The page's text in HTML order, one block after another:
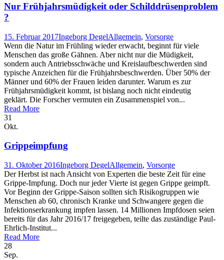
Nur Frühjahrsmüdigkeit oder Schilddrüsenproblem
?
15. Februar 2017Ingeborg DegelAllgemein, Vorsorge
Wenn die Natur im Frühling wieder erwacht, beginnt für viele
Menschen das große Gähnen. Aber nicht nur die Müdigkeit,
sondern auch Antriebsschwäche und Kreislaufbeschwerden sind
typische Anzeichen für die Frühjahrsbeschwerden. Über 50% der
Männer und 60% der Frauen leiden darunter. Warum es zur
Frühjahrsmüdigkeit kommt, ist bislang noch nicht eindeutig
geklärt. Die Forscher vermuten ein Zusammenspiel von...
Read More
31
Okt.
Grippeimpfung
31. Oktober 2016Ingeborg DegelAllgemein, Vorsorge
Der Herbst ist nach Ansicht von Experten die beste Zeit für eine
Grippe-Impfung. Doch nur jeder Vierte ist gegen Grippe geimpft.
Vor Beginn der Grippe-Saison sollten sich Risikogruppen wie
Menschen ab 60, chronisch Kranke und Schwangere gegen die
Infektionserkrankung impfen lassen. 14 Millionen Impfdosen seien
bereits für das Jahr 2016/17 freigegeben, teilte das zuständige Paul-
Ehrlich-Institut...
Read More
28
Sep.